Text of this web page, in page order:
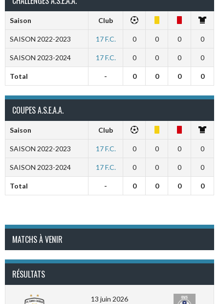
Saison Club
SAISON 2022-2023 17 F.C. 0 0 0 0
SAISON 2023-2024 17 F.C. 0 0 0 0
Total - 0 0 0 0
COUPES A.S.E.A.A.
Saison Club
SAISON 2022-2023 17 F.C. 0 0 0 0
SAISON 2023-2024 17 F.C. 0 0 0 0
Total - 0 0 0 0
MATCHS À VENIR
RÉSULTATS
13 juin 2026